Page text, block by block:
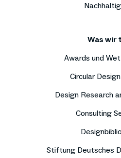
Was wir
Awards und
Circular
Design Research
Consulting
Stiftung Deutsches